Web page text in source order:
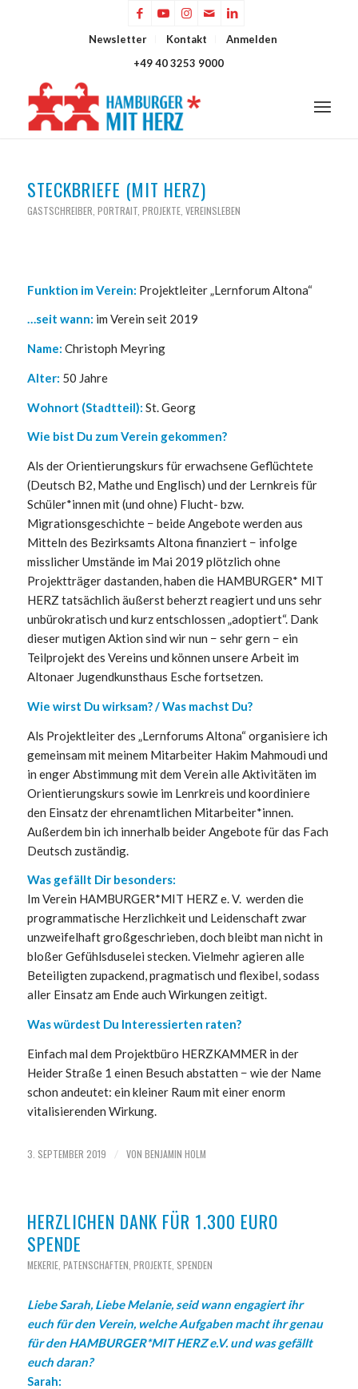
Newsletter Kontakt
Anmelden
+49 40 3253 9000
STECKBRIEFE (MIT HERZ)
GASTSCHREIBER PORTRAIT, PROJEKTE, VEREINSLEBEN
Funktion im Verein: Projektleiter „Lernforum Altona“
…seit wann: im Verein seit 2019
Name: Christoph Meyring
Alter: 50 Jahre
Wohnort (Stadtteil): St. Georg
Wie bist Du zum Verein gekommen?
Als der Orientierungskurs für erwachsene Geflüchtete
(Deutsch B2, Mathe und Englisch) und der Lernkreis für
Schüler*innen mit (und ohne) Flucht- bzw.
Migrationsgeschichte − beide Angebote werden aus
Mitteln des Bezirksamts Altona finanziert − infolge
misslicher Umstände im Mai 2019 plötzlich ohne
Projektträger dastanden, haben die HAMBURGER* MIT
HERZ tatsächlich äußerst beherzt reagiert und uns sehr
unbürokratisch und kurz entschlossen „adoptiert“. Dank
dieser mutigen Aktion sind wir nun − sehr gern − ein
Teilprojekt des Vereins und können unsere Arbeit im
Altonaer Jugendkunsthaus Esche fortsetzen.
Wie wirst Du wirksam? / Was machst Du?
Als Projektleiter des „Lernforums Altona“ organisiere ich
gemeinsam mit meinem Mitarbeiter Hakim Mahmoudi und
in enger Abstimmung mit dem Verein alle Aktivitäten im
Orientierungskurs sowie im Lenrkreis und koordiniere
den Einsatz der ehrenamtlichen Mitarbeiter*innen.
Außerdem bin ich innerhalb beider Angebote für das Fach
Deutsch zuständig.
Was gefällt Dir besonders:
Im Verein HAMBURGER*MIT HERZ e. V. werden die
programmatische Herzlichkeit und Leidenschaft zwar
unzweifelhaft großgeschrieben, doch bleibt man nicht in
bloßer Gefühlsduselei stecken. Vielmehr agieren alle
Beteiligten zupackend, pragmatisch und flexibel, sodass
aller Einsatz am Ende auch Wirkungen zeitigt.
Was würdest Du Interessierten raten?
Einfach mal dem Projektbüro HERZKAMMER in der
Heider Straße 1 einen Besuch abstatten − wie der Name
schon andeutet: ein kleiner Raum mit einer enorm
vitalisierenden Wirkung.
3. SEPTEMBER 2019 / VON BENJAMIN HOLM
HERZLICHEN DANK FÜR 1.300 EURO
SPENDE
MEKERIE, PATENSCHAFTEN PROJEKTE, SPENDEN
Liebe Sarah, Liebe Melanie, seid wann engagiert ihr
euch für den Verein, welche Aufgaben macht ihr genau
für den HAMBURGER*MIT HERZ e.V. und was gefällt
euch daran?
Sarah: